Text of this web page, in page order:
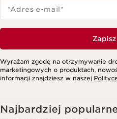
*Adres e-mail*
Wyrażam zgodę na otrzymywanie
marketingowych o produktach,
informacji znajdziesz w naszej
Najbardziej